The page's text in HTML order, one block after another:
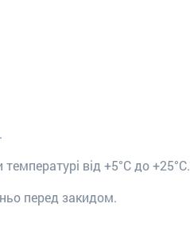
від +5°С до +25°С.
перед закидом.